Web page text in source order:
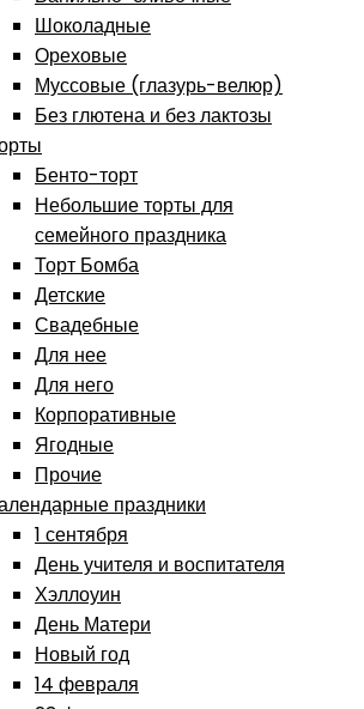
Шоколадные
Ореховые
Муссовые (глазурь-велюр)
Без глютена и без лактозы
Бенто-торт
Небольшие торты для
семейного праздника
Торт Бомба
Детские
Свадебные
Для нее
Для него
Корпоративные
Ягодные
Прочие
праздники
1 сентября
День учителя и воспитателя
Хэллоуин
День Матери
Новый год
14 февраля